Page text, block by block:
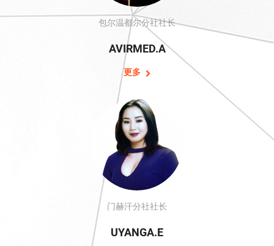
包尔温都尔分社社长
AVIRMED.A
更多
门赫汗分社社长
UYANGA.E